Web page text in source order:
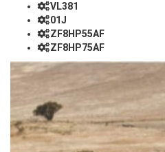
VL381
01J
ZF8HP55AF
ZF8HP75AF